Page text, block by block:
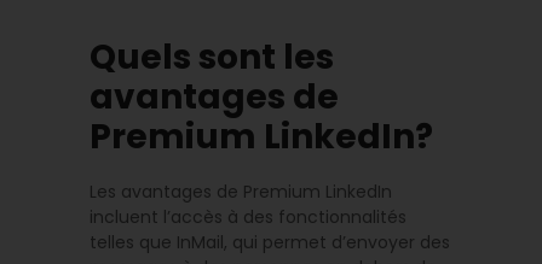
Quels sont les
avantages de
Premium LinkedIn?
Les avantages de Premium LinkedIn
incluent l’accès à des fonctionnalités
telles que InMail, qui permet d’envoyer des